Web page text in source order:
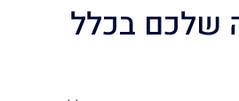
שלכם בכלל